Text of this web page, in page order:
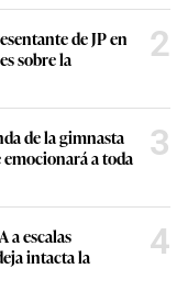
de JP en
sobre la
2
de la gimnasta
a toda
3
a escalas
intacta la
4